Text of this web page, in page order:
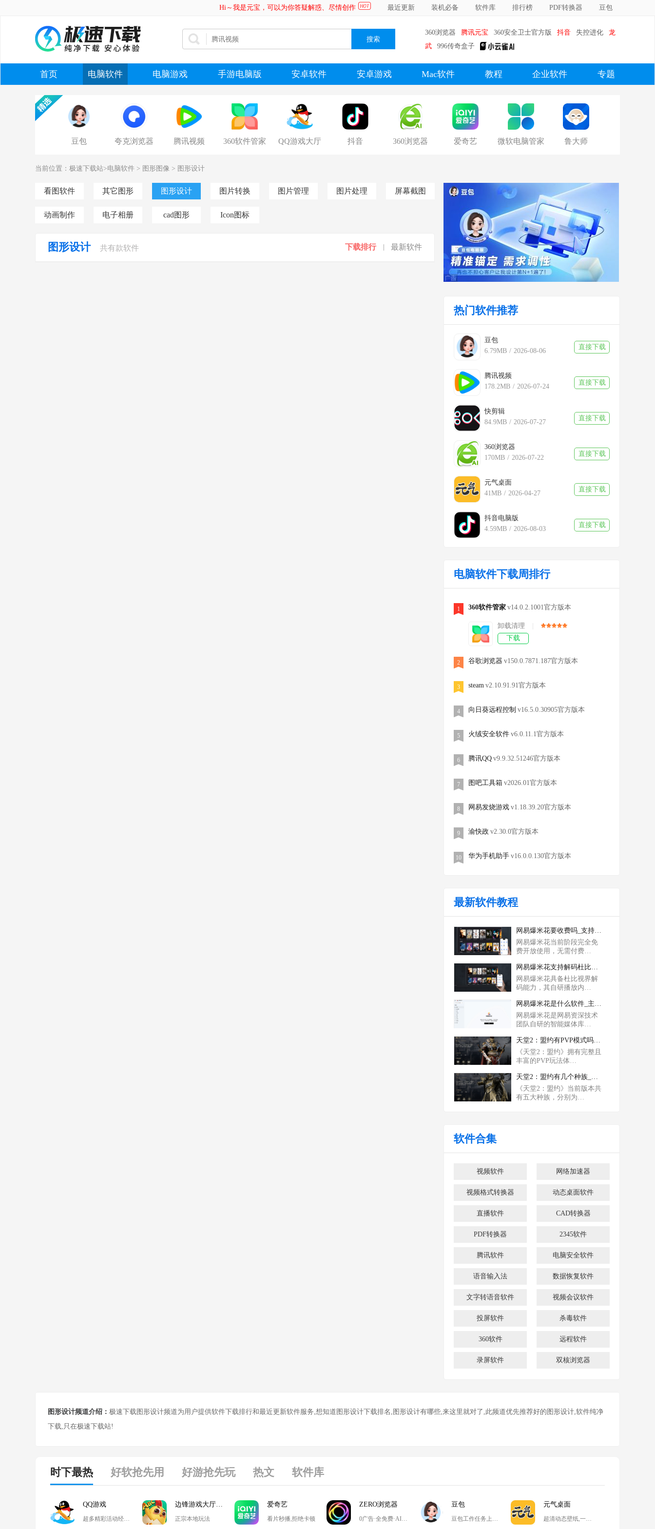
Hi～我是元宝，可以为你答疑解惑、尽情创作 最近更新 装机必备 软件库 排行榜 PDF转换器 豆包
360浏览器 腾讯元宝 360安全卫士官方版 抖音 失控进化
龙
武
996传奇盒子
首页 电脑软件 电脑游戏 手游电脑版 安卓软件 安卓游戏 Mac软件 教程 企业软件 专题
豆包 夸克浏览器 腾讯视频 360软件管家 QQ游戏大厅 抖音 360浏览器 爱奇艺 微软电脑管家 鲁大师
当前位置： 极速下载站>电脑软件 > 图形图像 > 图形设计
看图软件 其它图形 图形设计 图片转换 图片管理 图片处理 屏幕截图
动画制作 电子相册 cad图形 Icon图标
图形设计 共有款软件 下载排行 最新软件
热门软件推荐
豆包
6.79MB / 2026-08-06
直接下载
腾讯视频
178.2MB / 2026-07-24
直接下载
快剪辑
84.9MB / 2026-07-27
直接下载
360浏览器
170MB / 2026-07-22
直接下载
元气桌面
41MB / 2026-04-27
直接下载
抖音电脑版
4.59MB / 2026-08-03
直接下载
电脑软件下载周排行
1 360软件管家 v14.0.2.1001官方版本
卸载清理
下载
2 谷歌浏览器 v150.0.7871.187官方版本
3 steam v2.10.91.91官方版本
4 向日葵远程控制 v16.5.0.30905官方版本
5 火绒安全软件 v6.0.11.1官方版本
6 腾讯QQ v9.9.32.51246官方版本
7 图吧工具箱 v2026.01官方版本
8 网易发烧游戏 v1.18.39.20官方版本
9 渝快政 v2.30.0官方版本
10 华为手机助手 v16.0.0.130官方版本
最新软件教程
网易爆米花要收费吗_支持nas使用吗
网易爆米花当前阶段完全免
费开放使用，无需付费…
网易爆米花支持解码杜比视界吗_支不支持杜比全景声
网易爆米花具备杜比视界解
码能力，其自研播放内…
网易爆米花是什么软件_主要功能有哪些
网易爆米花是网易资深技术
团队自研的智能媒体库…
天堂2：盟约有PVP模式吗_PVP哪个职业比较强
《天堂2：盟约》拥有完整且
丰富的PVP玩法体…
天堂2：盟约有几个种族_哪个种族强势
《天堂2：盟约》当前版本共
有五大种族，分别为…
软件合集
视频软件 网络加速器
视频格式转换器 动态桌面软件
直播软件 CAD转换器
PDF转换器 2345软件
腾讯软件 电脑安全软件
语音输入法 数据恢复软件
文字转语音软件 视频会议软件
投屏软件 杀毒软件
360软件 远程软件
录屏软件 双核浏览器
图形设计频道介绍： 极速下载图形设计频道为用户提供软件下载排行和最近更新软件服务,想知道图形设计下载排名,图形设计有哪些,来这里就对了,此频道优先推荐好的图形设计,软件纯净
下载,只在极速下载站!
时下最热 好软抢先用 好游抢先玩 热文 软件库
QQ游戏
超多精彩活动经典玩法尽在QQ游戏
边锋游戏大厅掼蛋
正宗本地玩法
爱奇艺
看片秒播,拒绝卡顿
ZERO浏览器
0广告·全免费·AI搜索·极简设计
豆包
豆包工作任务上线,开启自动化高效办公
元气桌面
超清动态壁纸,一键整理桌面